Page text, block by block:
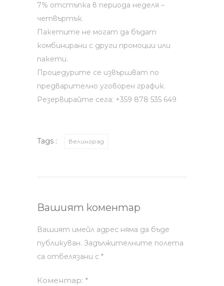
7% отстъпка в периода неделя –
четвъртък.
Пакетите не могат да бъдат
комбинирани с други промоции или
пакети.
Процедурите се извършват по
предварително уговорен график.
Резервирайте сега: +359 878 535 649
Tags : Велинград
Вашият коментар
Вашият имейл адрес няма да бъде
публикуван. Задължителните полета
са отбелязани с *
Коментар: *